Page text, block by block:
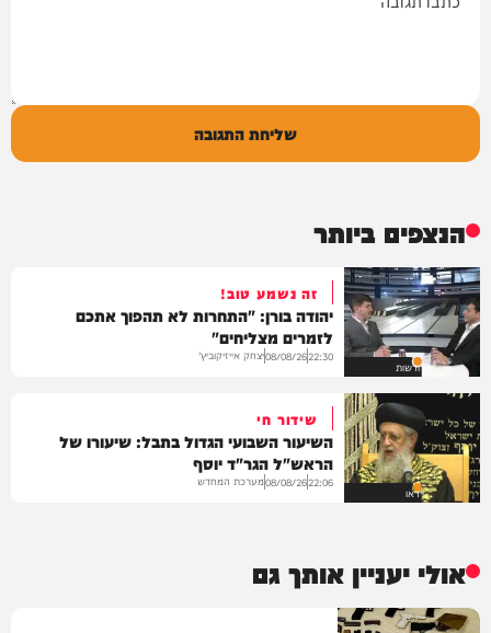
שליחת התגובה
הנצפים ביותר
חדשות
זה נשמע טוב!
יהודה בורן: "התחרות לא תהפוך אתכם
לזמרים מצליחים"
22:30
08/08/26יצחק אייזיקוביץ'
וידאו
שידור חי
השיעור השבועי הגדול בתבל: שיעורו של
הראש"ל הגר"ד יוסף
22:06
08/08/26מערכת המחדש
אולי יעניין אותך גם